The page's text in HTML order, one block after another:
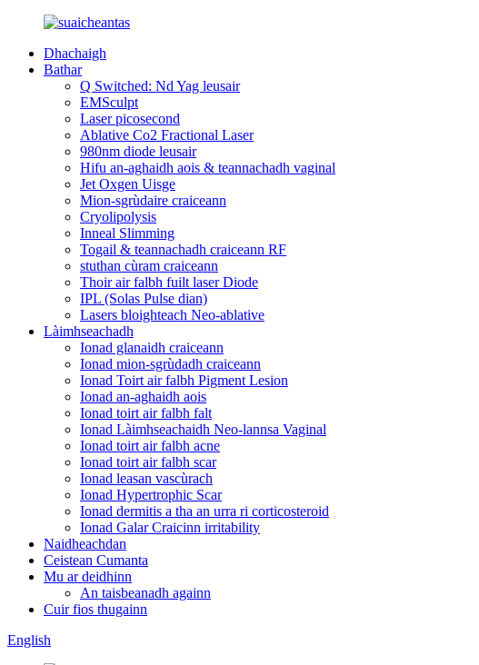
Dhachaigh
Bathar
Q Switched: Nd Yag leusair
EMSculpt
Laser picosecond
Ablative Co2 Fractional Laser
980nm diode leusair
Hifu an-aghaidh aois & teannachadh vaginal
Jet Oxgen Uisge
Mion-sgrùdaire craiceann
Cryolipolysis
Inneal Slimming
Togail & teannachadh craiceann RF
stuthan cùram craiceann
Thoir air falbh fuilt laser Diode
IPL (Solas Pulse dian)
Lasers bloighteach Neo-ablative
Làimhseachadh
Ionad glanaidh craiceann
Ionad mion-sgrùdadh craiceann
Ionad Toirt air falbh Pigment Lesion
Ionad an-aghaidh aois
Ionad toirt air falbh falt
Ionad Làimhseachaidh Neo-lannsa Vaginal
Ionad toirt air falbh acne
Ionad toirt air falbh scar
Ionad leasan vascùrach
Ionad Hypertrophic Scar
Ionad dermitis a tha an urra ri corticosteroid
Ionad Galar Craicinn irritability
Naidheachdan
Ceistean Cumanta
Mu ar deidhinn
An taisbeanadh againn
Cuir fios thugainn
English